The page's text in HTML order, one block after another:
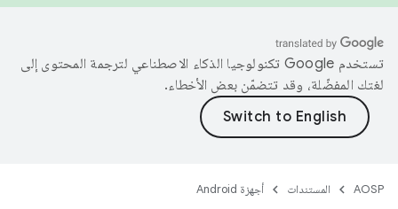
تستخدم Google تكنولوجيا الذكاء الاصطناعي لترجمة المحتوى إلى
لغتك المفضّلة، وقد تتضمّن بعض الأخطاء.
AOSP المستندات أجهزة Android